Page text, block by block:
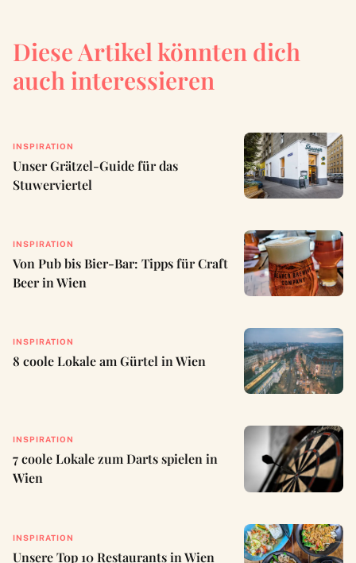
Diese Artikel könnten dich
auch interessieren
INSPIRATION
Unser Grätzel-Guide für das
Stuwerviertel
INSPIRATION
Von Pub bis Bier-Bar: Tipps für Craft
Beer in Wien
INSPIRATION
8 coole Lokale am Gürtel in Wien
INSPIRATION
7 coole Lokale zum Darts spielen in
Wien
INSPIRATION
Unsere Top 10 Restaurants in Wien